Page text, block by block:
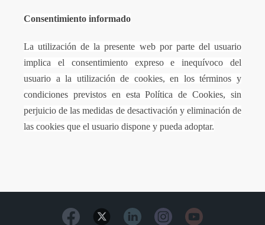
Consentimiento informado
La utilización de la presente web por parte del usuario
implica el consentimiento expreso e inequívoco del
usuario a la utilización de cookies, en los términos y
condiciones previstos en esta Política de Cookies, sin
perjuicio de las medidas de desactivación y eliminación de
las cookies que el usuario dispone y pueda adoptar.